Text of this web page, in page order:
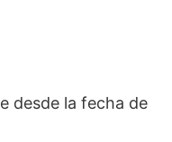
desde la fecha de